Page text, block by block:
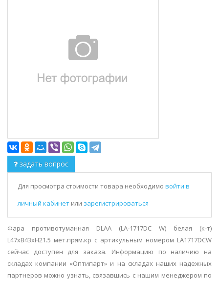
задать вопрос
Для просмотра стоимости товара необходимо войти в
личный кабинет или зарегистрироваться
Фара противотуманная DLAA (LA-1717DC W) белая (к-т)
L47хB43хH21.5 мет.прям.кр с артикульным номером LA1717DCW
сейчас доступен для заказа. Информацию по наличию на
складах компании «Оптипарт» и на складах наших надежных
партнеров можно узнать, связавшись с нашим менеджером по